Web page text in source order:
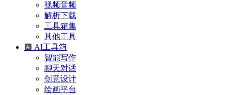
视频音频
解析下载
工具箱集
其他工具
AI工具箱
智能写作
聊天对话
创意设计
绘画平台